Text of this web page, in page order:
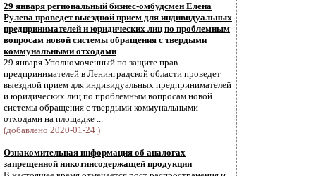
29 января региональный бизнес-омбудсмен Елена
Рулева проведет выездной прием для индивидуальных
предпринимателей и юридических лиц по проблемным
вопросам новой системы обращения с твердыми
коммунальными отходами
29 января Уполномоченный по защите прав
предпринимателей в Ленинградской области проведет
выездной прием для индивидуальных предпринимателей
и юридических лиц по проблемным вопросам новой
системы обращения с твердыми коммунальными
отходами на площадке ...
(добавлено 2020-01-24 )
Ознакомительная информация об аналогах
запрещенной никотинсодержащей продукции